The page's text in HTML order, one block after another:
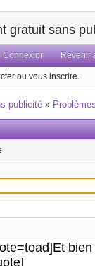
gratuit sans
Connexion Revenir
ou vous inscrire.
publicité »